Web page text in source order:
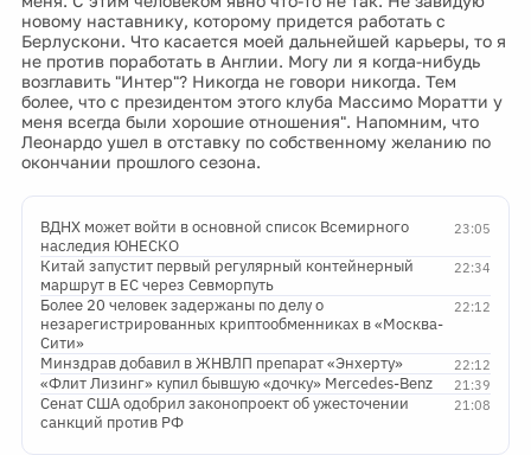
новому наставнику, которому придется работать с
Берлускони. Что касается моей дальнейшей карьеры, то я
не против поработать в Англии. Могу ли я когда-нибудь
возглавить "Интер"? Никогда не говори никогда. Тем
более, что с президентом этого клуба Массимо Моратти у
меня всегда были хорошие отношения". Напомним, что
Леонардо ушел в отставку по собственному желанию по
окончании прошлого сезона.
23:05
ВДНХ может войти в основной список Всемирного
наследия ЮНЕСКО
22:34
Китай запустит первый регулярный контейнерный
маршрут в ЕС через Севморпуть
22:12
Более 20 человек задержаны по делу о
незарегистрированных криптообменниках в «Москва-
Сити»
22:12
Минздрав добавил в ЖНВЛП препарат «Энхерту»
21:39
«Флит Лизинг» купил бывшую «дочку» Mercedes-Benz
21:08
Сенат США одобрил законопроект об ужесточении
санкций против РФ